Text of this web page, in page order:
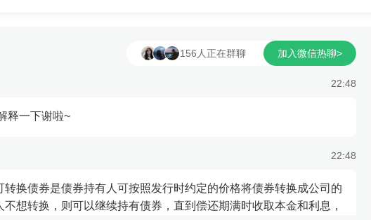
可能高台跳水，那么我可以在高位
22:48
释一下谢啦~
22:48
换债券是债券持有人可按照发行时约定的价格将债券转换成公司的
想转换，则可以继续持有债券，直到偿还期满时收取本金和利息，
156人正在群聊 加入微信热聊>